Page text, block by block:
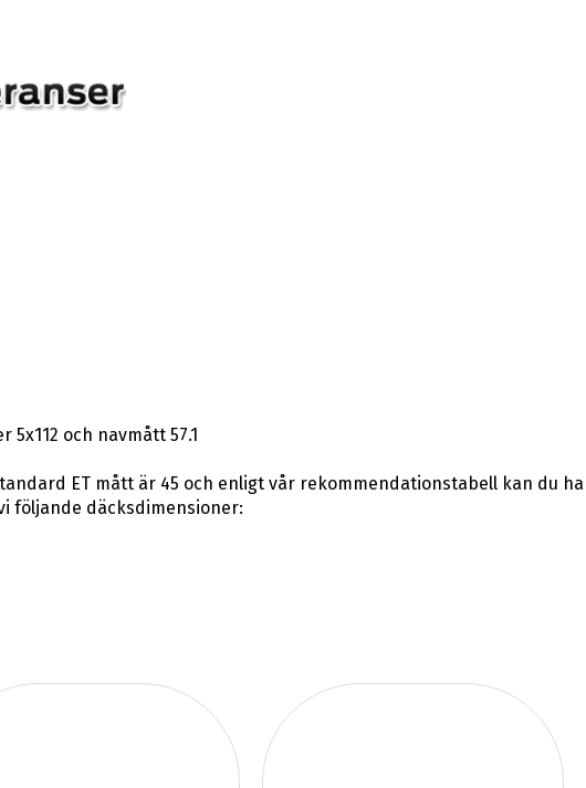
och navmått 57.1
ET mått är 45 och enligt vår rekommendationstabell kan du
följande däcksdimensioner: